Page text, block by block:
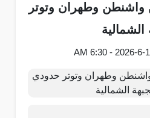
وطهران وتوتر